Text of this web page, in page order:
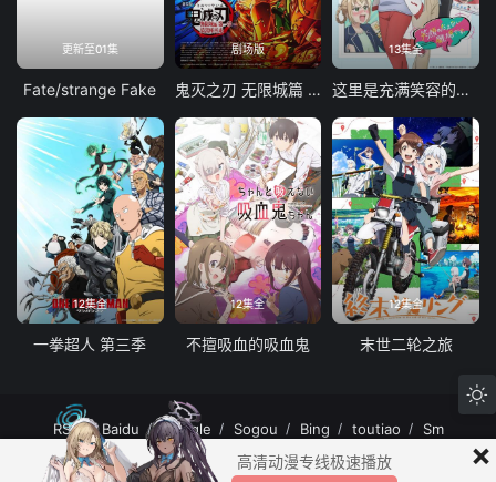
更新至01集
Fate/strange Fake
剧场版
鬼灭之刃 无限城篇 第一章 猗窝座再袭
13集全
这里是充满笑容的职场。
12集全
一拳超人 第三季
12集全
不擅吸血的吸血鬼
12集全
末世二轮之旅
RSS Baidu Google Sogou Bing toutiao Sm
MuteFun动漫网站-无声乐趣-(゜-゜)つロ 干杯~MuteFun动漫网站所有内容均来
自互联网分享站点所提供的公开引用资源，未提供资源上传、存储服务。
×
高清动漫专线极速播放